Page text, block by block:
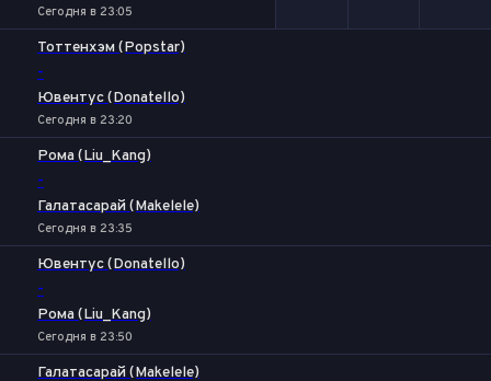
Сегодня в 23:05
Тоттенхэм (Popstar)
-
Ювентус (Donatello)
Сегодня в 23:20
Рома (Liu_Kang)
-
Галатасарай (Makelele)
Сегодня в 23:35
Ювентус (Donatello)
-
Рома (Liu_Kang)
Сегодня в 23:50
Галатасарай (Makelele)